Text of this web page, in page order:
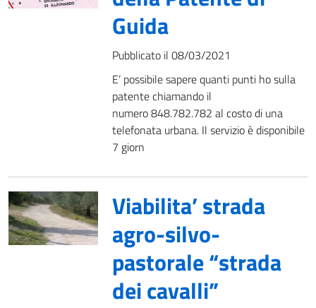
Guida
Pubblicato il 08/03/2021
E’ possibile sapere quanti punti ho sulla
patente chiamando il
numero 848.782.782 al costo di una
telefonata urbana. Il servizio è disponibile
7 giorn
Viabilita’ strada
agro-silvo-
pastorale “strada
dei cavalli”